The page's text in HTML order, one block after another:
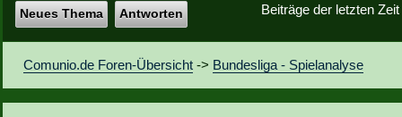
Beiträge der letzten
Neues Thema Antworten
Comunio.de Foren-Übersicht -> Bundesliga - Spielanalyse